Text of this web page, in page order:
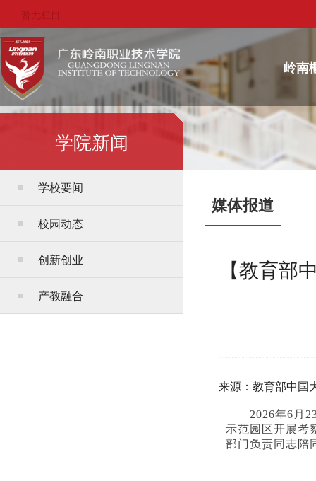
暂无栏目
岭南
学院新闻
学校要闻
校园动态
创新创业
产教融合
媒体报道
【教育部
来源：教育部中国
2026年6月
示范园区开展考
部门负责同志陪